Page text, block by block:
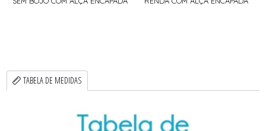
TABELA DE MEDIDAS